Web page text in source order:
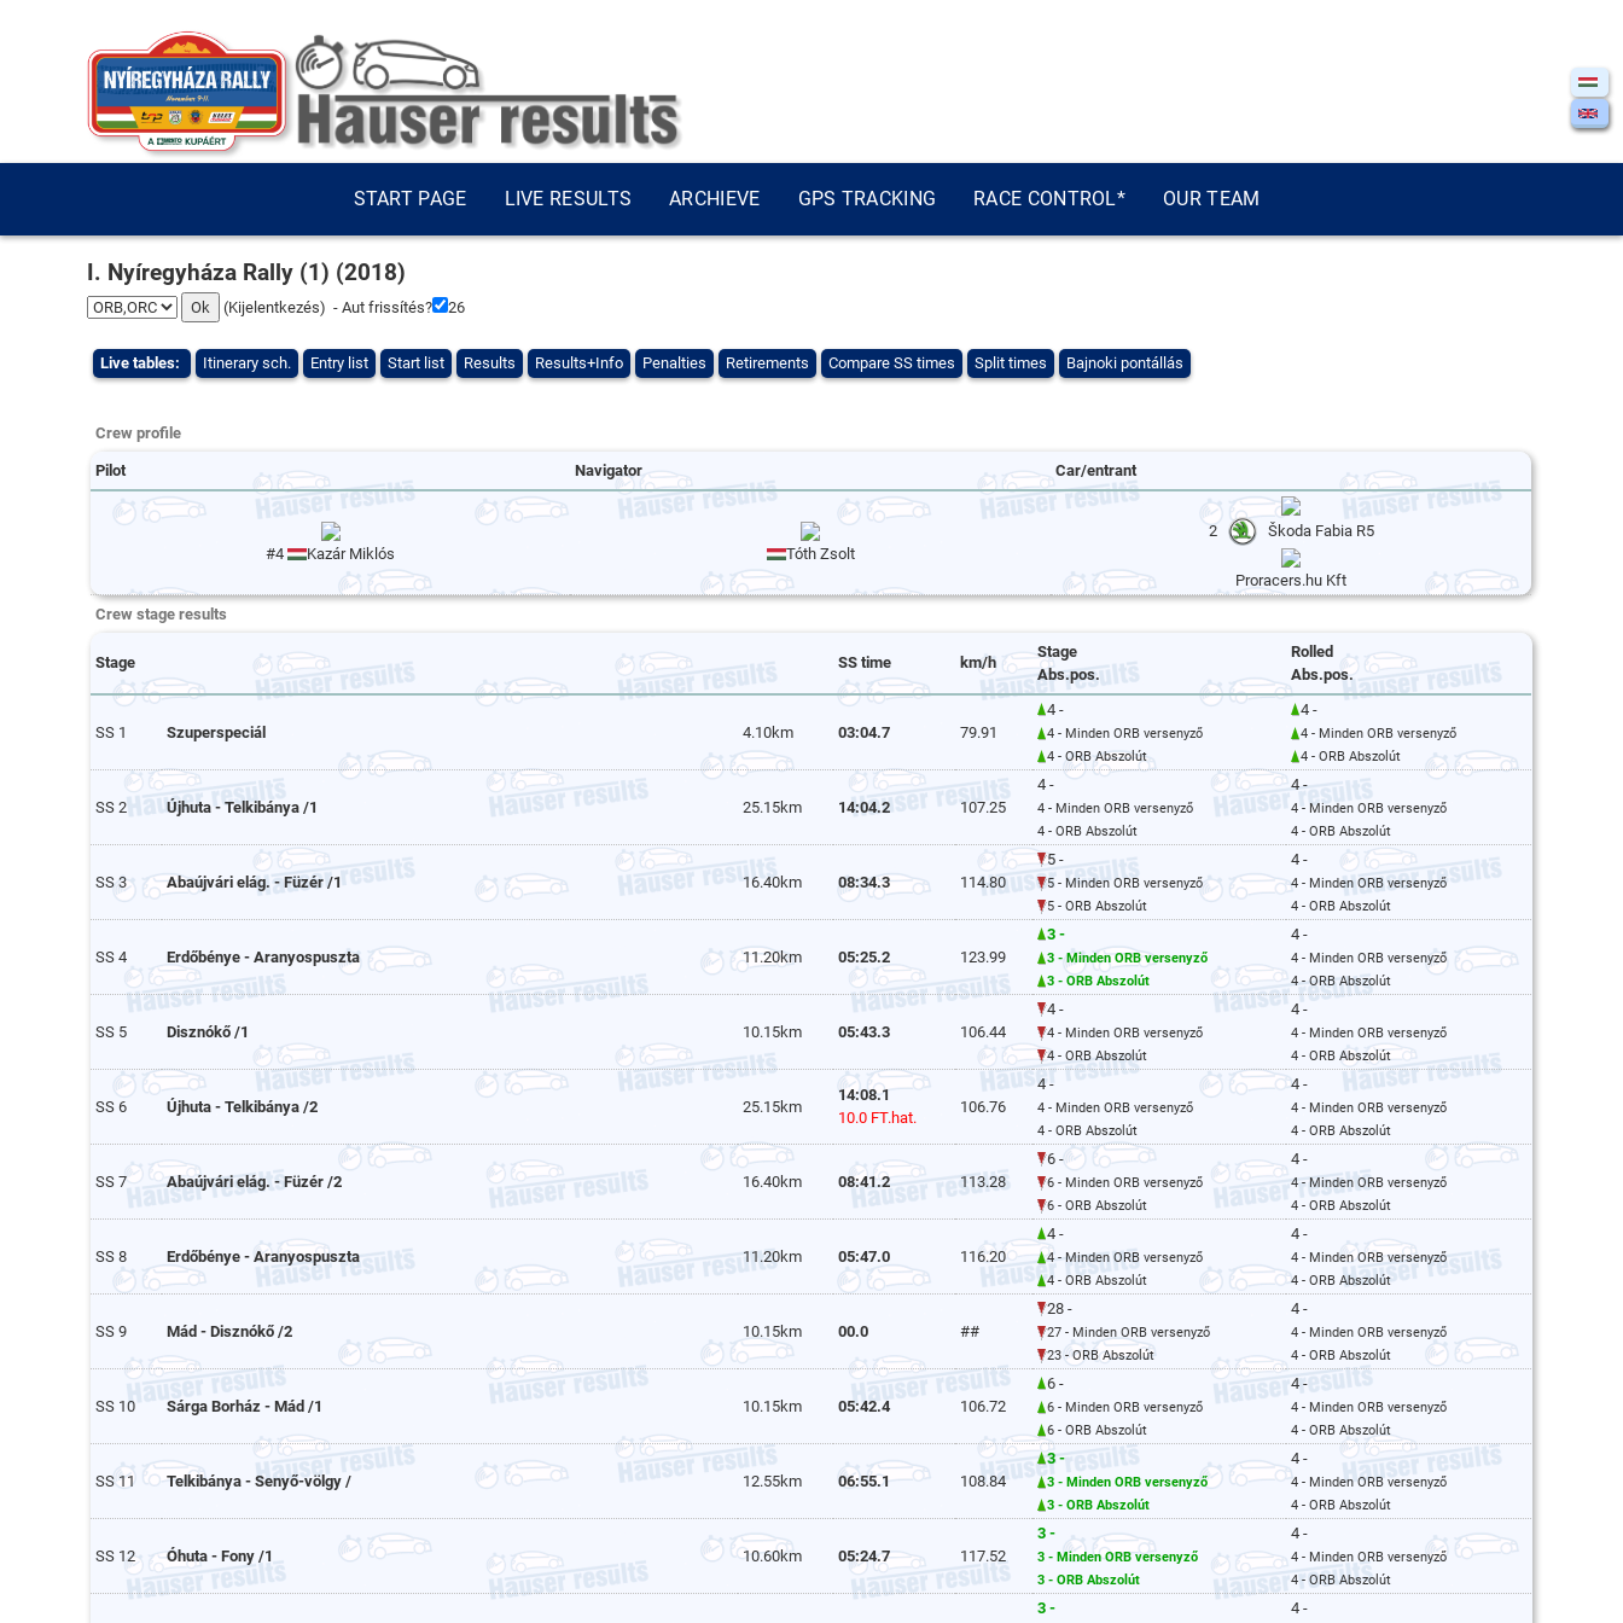
START PAGE LIVE RESULTS ARCHIEVE GPS TRACKING RACE CONTROL* OUR TEAM
I. Nyíregyháza Rally (1) (2018)
(Kijelentkezés) - Aut frissítés? 25
Live tables: Itinerary sch. Entry list Start list Results Results+Info Penalties Retirements Compare SS times Split times Bajnoki pontállás
Crew profile
Pilot Navigator Car/entrant
#4 Kazár Miklós Tóth Zsolt
2 Škoda Fabia R5
Proracers.hu Kft
Crew stage results
Stage SS time km/h
Stage
Abs.pos.
Rolled
Abs.pos.
SS 1 Szuperspeciál 4.10km 03:04.7 79.91
4 -
4 - Minden ORB versenyző
4 - ORB Abszolút
4 -
4 - Minden ORB versenyző
4 - ORB Abszolút
SS 2 Újhuta - Telkibánya /1 25.15km 14:04.2 107.25
4 -
4 - Minden ORB versenyző
4 - ORB Abszolút
4 -
4 - Minden ORB versenyző
4 - ORB Abszolút
SS 3 Abaújvári elág. - Füzér /1 16.40km 08:34.3 114.80
5 -
5 - Minden ORB versenyző
5 - ORB Abszolút
4 -
4 - Minden ORB versenyző
4 - ORB Abszolút
SS 4 Erdőbénye - Aranyospuszta 11.20km 05:25.2 123.99
3 -
3 - Minden ORB versenyző
3 - ORB Abszolút
4 -
4 - Minden ORB versenyző
4 - ORB Abszolút
SS 5 Disznókő /1 10.15km 05:43.3 106.44
4 -
4 - Minden ORB versenyző
4 - ORB Abszolút
4 -
4 - Minden ORB versenyző
4 - ORB Abszolút
SS 6 Újhuta - Telkibánya /2 25.15km
14:08.1
10.0 FT.hat.
106.76
4 -
4 - Minden ORB versenyző
4 - ORB Abszolút
4 -
4 - Minden ORB versenyző
4 - ORB Abszolút
SS 7 Abaújvári elág. - Füzér /2 16.40km 08:41.2 113.28
6 -
6 - Minden ORB versenyző
6 - ORB Abszolút
4 -
4 - Minden ORB versenyző
4 - ORB Abszolút
SS 8 Erdőbénye - Aranyospuszta 11.20km 05:47.0 116.20
4 -
4 - Minden ORB versenyző
4 - ORB Abszolút
4 -
4 - Minden ORB versenyző
4 - ORB Abszolút
SS 9 Mád - Disznókő /2 10.15km 00.0 ##
28 -
27 - Minden ORB versenyző
23 - ORB Abszolút
4 -
4 - Minden ORB versenyző
4 - ORB Abszolút
SS 10 Sárga Borház - Mád /1 10.15km 05:42.4 106.72
6 -
6 - Minden ORB versenyző
6 - ORB Abszolút
4 -
4 - Minden ORB versenyző
4 - ORB Abszolút
SS 11 Telkibánya - Senyő-völgy / 12.55km 06:55.1 108.84
3 -
3 - Minden ORB versenyző
3 - ORB Abszolút
4 -
4 - Minden ORB versenyző
4 - ORB Abszolút
SS 12 Óhuta - Fony /1 10.60km 05:24.7 117.52
3 -
3 - Minden ORB versenyző
3 - ORB Abszolút
4 -
4 - Minden ORB versenyző
4 - ORB Abszolút
3 - 4 -